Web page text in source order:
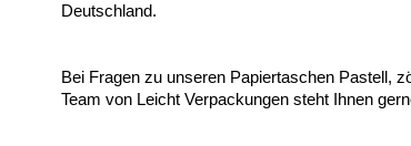
Deutschland.
Bei Fragen zu unseren Papiertaschen Pastell,
Team von Leicht Verpackungen steht Ihnen